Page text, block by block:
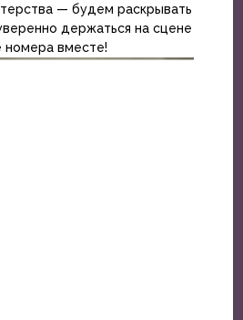
— будем раскрывать
держаться на сцене
номера вместе!